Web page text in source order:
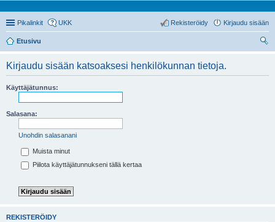
Pikalinkit UKK Kirjaudu sisään
Rekisteröidy
Etusivu
Kirjaudu sisään katsoaksesi henkilökunnan tietoja.
Käyttäjätunnus:
Salasana:
Unohdin salasanani
Muista minut
Piilota käyttäjätunnukseni tällä kertaa
REKISTERÖIDY